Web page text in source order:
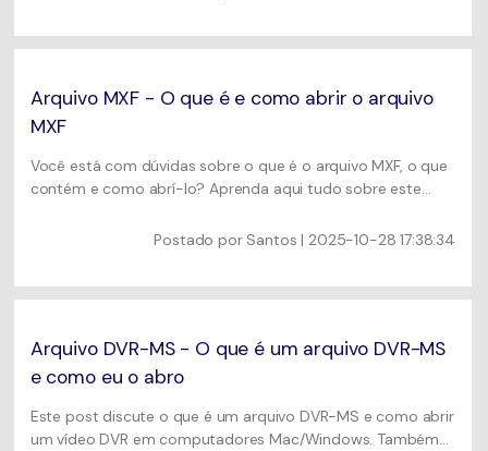
Arquivo MXF - O que é e como abrir o arquivo
MXF
Você está com dúvidas sobre o que é o arquivo MXF, o que
contém e como abrí-lo? Aprenda aqui tudo sobre este
Postado por Santos | 2025-10-28 17:38:34
Arquivo DVR-MS - O que é um arquivo DVR-MS
e como eu o abro
Este post discute o que é um arquivo DVR-MS e como abrir
um vídeo DVR em computadores Mac/Windows. Também